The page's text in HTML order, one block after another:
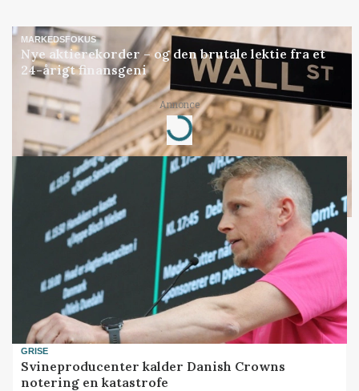
MARKEDSFOKUS
Nye aktierekorder – og den brutale lektie fra et
24-årigt finansgeni
Annonce
Loading...
GRISE
Svineproducenter kalder Danish Crowns
notering en katastrofe